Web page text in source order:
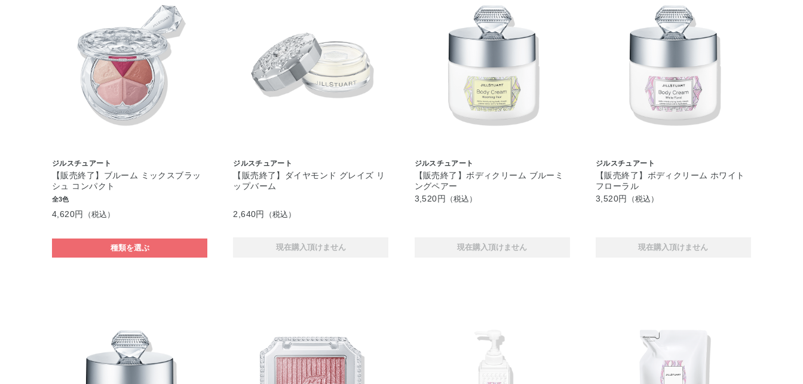
ジルスチュアート
【販売終了】ブルーム ミックスブラッ
シュ コンパクト
全3色
4,620円 （税込）
種類を選ぶ
ジルスチュアート
【販売終了】ダイヤモンド グレイズ リ
ップバーム
2,640円 （税込）
現在購入頂けません
ジルスチュアート
【販売終了】ボディクリーム ブルーミ
ングペアー
3,520円
（税込）
現在購入頂けません
ジルスチュアート
【販売終了】ボディクリーム ホワイト
フローラル
3,520円
（税込）
現在購入頂けません